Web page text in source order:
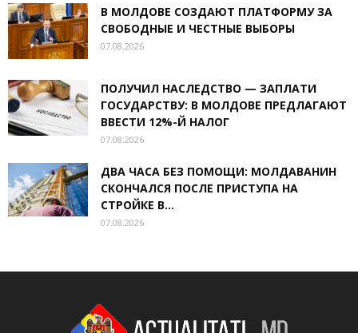
В МОЛДОВЕ СОЗДАЮТ ПЛАТФОРМУ ЗА
СВОБОДНЫЕ И ЧЕСТНЫЕ ВЫБОРЫ
07.08.2026
ПОЛУЧИЛ НАСЛЕДСТВО — ЗАПЛАТИ
ГОСУДАРСТВУ: В МОЛДОВЕ ПРЕДЛАГАЮТ
ВВЕСТИ 12%-Й НАЛОГ
07.08.2026
ДВА ЧАСА БЕЗ ПОМОЩИ: МОЛДАВАНИН
СКОНЧАЛСЯ ПОСЛЕ ПРИСТУПА НА
СТРОЙКЕ В...
07.08.2026